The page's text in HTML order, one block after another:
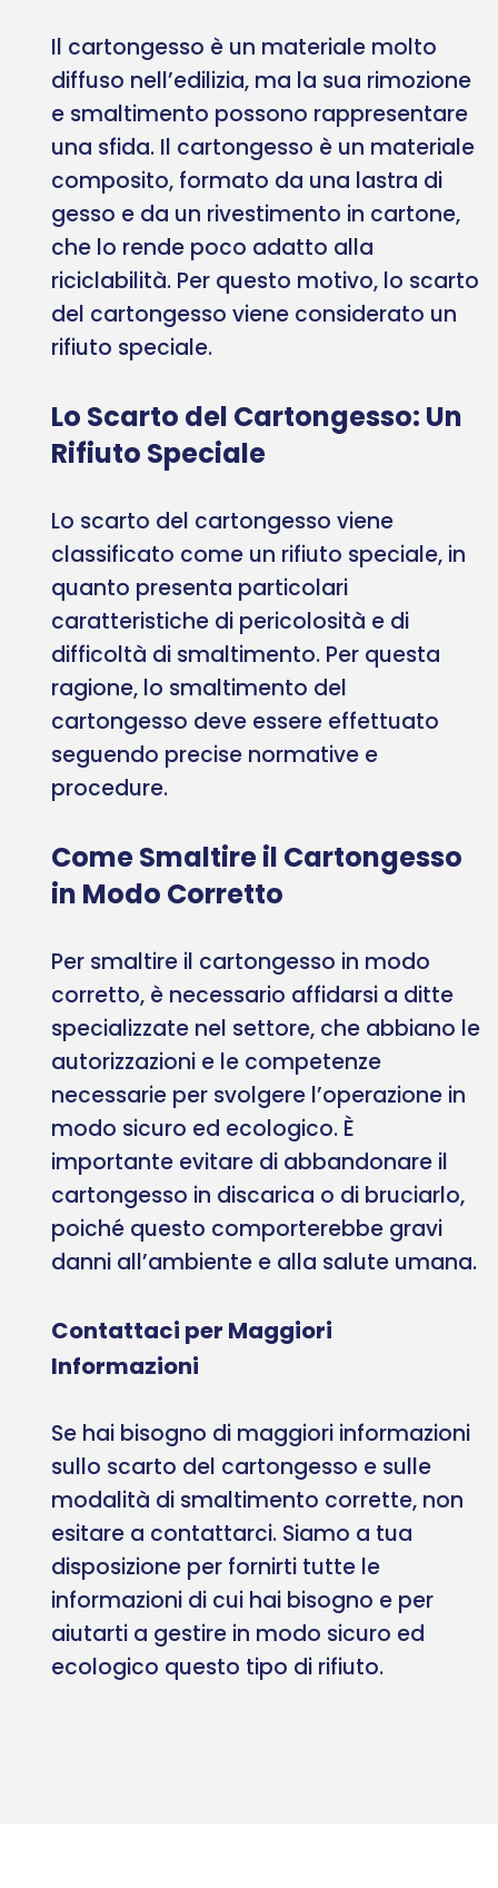
Il cartongesso è un materiale molto
diffuso nell’edilizia, ma la sua rimozione
e smaltimento possono rappresentare
una sfida. Il cartongesso è un materiale
composito, formato da una lastra di
gesso e da un rivestimento in cartone,
che lo rende poco adatto alla
riciclabilità. Per questo motivo, lo scarto
del cartongesso viene considerato un
rifiuto speciale.
Lo Scarto del Cartongesso: Un
Rifiuto Speciale
Lo scarto del cartongesso viene
classificato come un rifiuto speciale, in
quanto presenta particolari
caratteristiche di pericolosità e di
difficoltà di smaltimento. Per questa
ragione, lo smaltimento del
cartongesso deve essere effettuato
seguendo precise normative e
procedure.
Come Smaltire il Cartongesso
in Modo Corretto
Per smaltire il cartongesso in modo
corretto, è necessario affidarsi a ditte
specializzate nel settore, che abbiano le
autorizzazioni e le competenze
necessarie per svolgere l’operazione in
modo sicuro ed ecologico. È
importante evitare di abbandonare il
cartongesso in discarica o di bruciarlo,
poiché questo comporterebbe gravi
danni all’ambiente e alla salute umana.
Contattaci per Maggiori
Informazioni
Se hai bisogno di maggiori informazioni
sullo scarto del cartongesso e sulle
modalità di smaltimento corrette, non
esitare a contattarci. Siamo a tua
disposizione per fornirti tutte le
informazioni di cui hai bisogno e per
aiutarti a gestire in modo sicuro ed
ecologico questo tipo di rifiuto.